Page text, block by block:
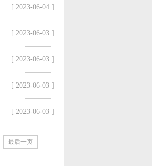
[ 2023-06-04 ]
[ 2023-06-03 ]
[ 2023-06-03 ]
[ 2023-06-03 ]
[ 2023-06-03 ]
最后一页